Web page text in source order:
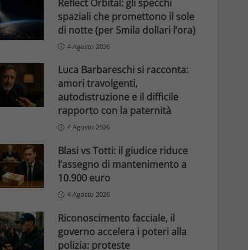
Reflect Orbital: gli specchi
spaziali che promettono il sole
di notte (per 5mila dollari l’ora)
4 Agosto 2026
Luca Barbareschi si racconta:
amori travolgenti,
autodistruzione e il difficile
rapporto con la paternità
4 Agosto 2026
Blasi vs Totti: il giudice riduce
l’assegno di mantenimento a
10.900 euro
4 Agosto 2026
Riconoscimento facciale, il
governo accelera i poteri alla
polizia: proteste